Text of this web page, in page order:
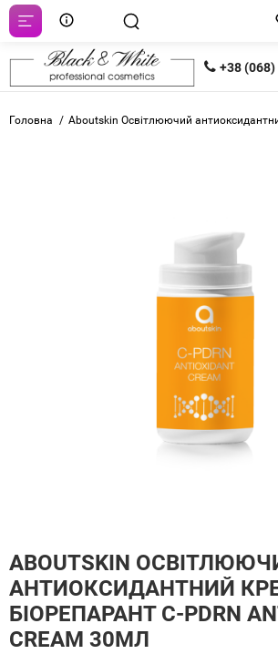
+38 (068)
Головна Aboutskin Освітлюючий
ABOUTSKIN
АНТИОКСИДАНТНИЙ
БІОРЕПАРАНТ C-PDRN
CREAM 30МЛ